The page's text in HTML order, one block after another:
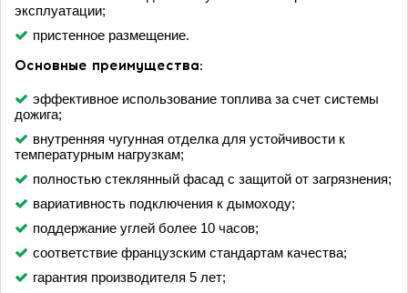
эксплуатации;
пристенное размещение.
Основные преимущества:
эффективное использование топлива за счет системы
дожига;
внутренняя чугунная отделка для устойчивости к
температурным нагрузкам;
полностью стеклянный фасад с защитой от загрязнения;
вариативность подключения к дымоходу;
поддержание углей более 10 часов;
соответствие французским стандартам качества;
гарантия производителя 5 лет;